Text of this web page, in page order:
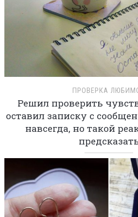
ПРОВЕРКА
Решил проверить
оставил записку с
навсегда, но такой